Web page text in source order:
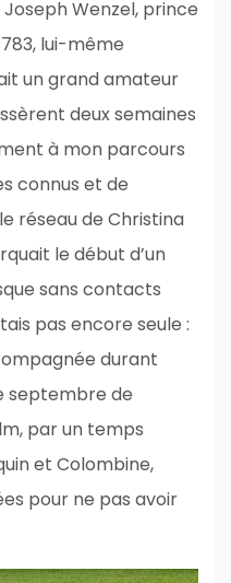
Wenzel, prince
lui-même
un grand amateur
deux semaines
à mon parcours
connus et de
réseau de Christina
le début d’un
sans contacts
pas encore seule :
durant
septembre de
par un temps
et Colombine,
pour ne pas avoir